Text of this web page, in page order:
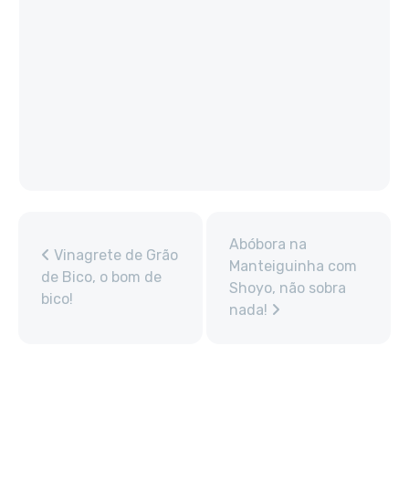
Vinagrete de Grão
de Bico, o bom de
bico!
Abóbora na
Manteiguinha com
Shoyo, não sobra
nada!